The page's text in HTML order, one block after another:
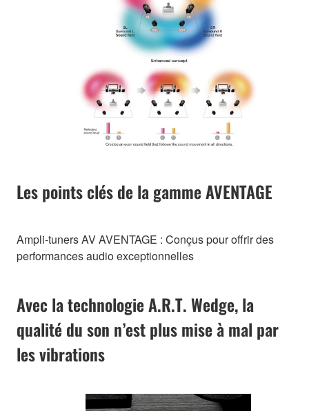
Les points clés de la gamme AVENTAGE
Ampli-tuners AV AVENTAGE : Conçus pour offrir des
performances audio exceptionnelles
Avec la technologie A.R.T. Wedge, la
qualité du son n’est plus mise à mal par
les vibrations